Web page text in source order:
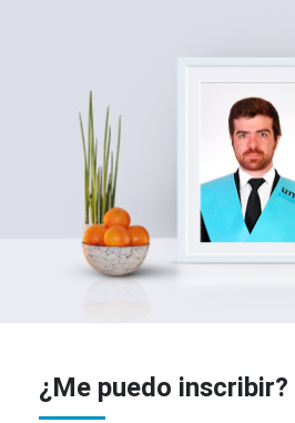
¿Me puedo inscribir?